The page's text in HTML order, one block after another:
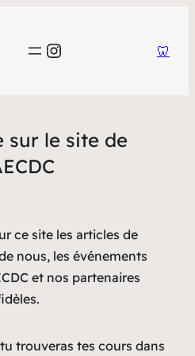
Instagram 🦷
sur le site de
ce site les articles de
nous, les événements
et nos partenaires
trouveras tes cours dans